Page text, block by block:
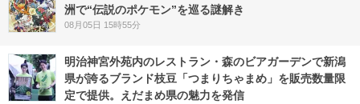
洲で“伝説のポケモン”を巡る謎解き
08月05日 15時55分
明治神宮外苑内のレストラン・森のビアガーデンで新潟
県が誇るブランド枝豆「つまりちゃまめ」を販売数量限
定で提供。えだまめ県の魅力を発信